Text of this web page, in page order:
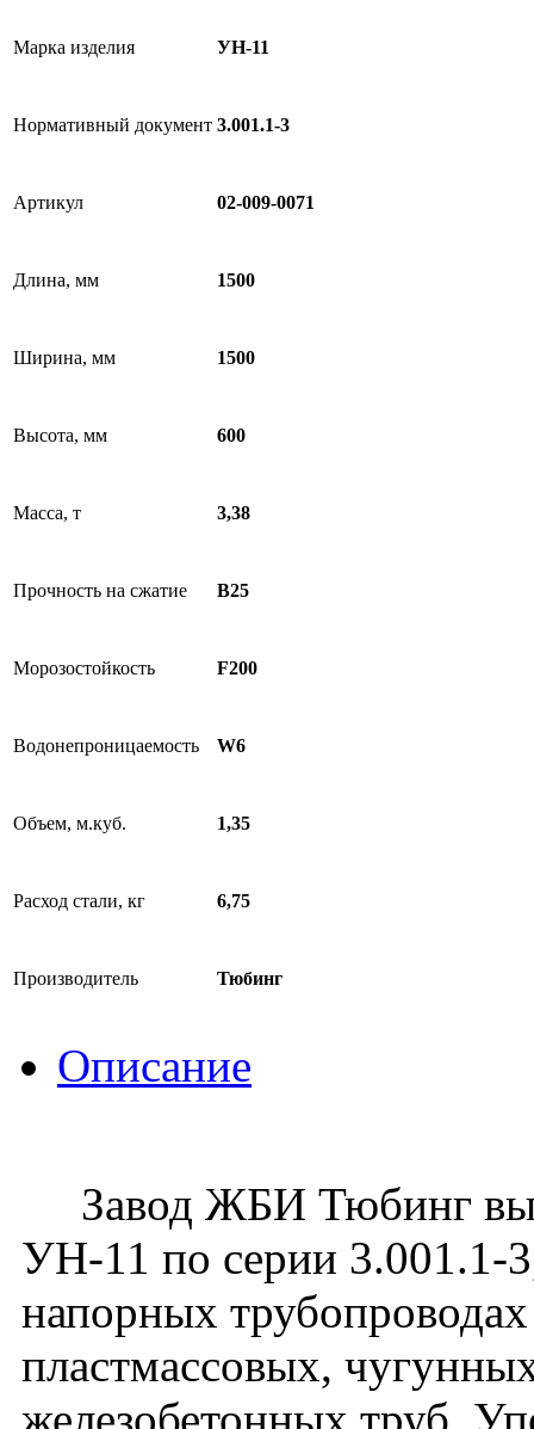
Марка изделия УН-11
Нормативный документ 3.001.1-3
Артикул 02-009-0071
Длина, мм 1500
Ширина, мм 1500
Высота, мм 600
Масса, т 3,38
Прочность на сжатие B25
Морозостойкость F200
Водонепроницаемость W6
Объем, м.куб. 1,35
Расход стали, кг 6,75
Производитель Тюбинг
Описание
Завод ЖБИ Тюбинг
УН-11 по серии 3.001.1-
напорных
пластмассовых,